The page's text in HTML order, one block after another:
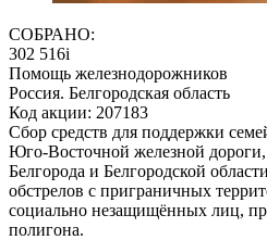
СОБРАНО:
302 516i
Помощь железнодорожников
Россия. Белгородская область
Код акции: 207183
Сбор средств для поддержки
Юго-Восточной железной
Белгорода и Белгородской
обстрелов с приграничных
социально незащищённых лиц,
полигона.